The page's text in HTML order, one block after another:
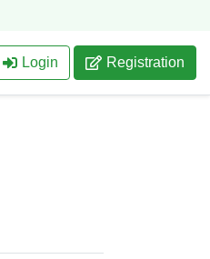
Login Registration